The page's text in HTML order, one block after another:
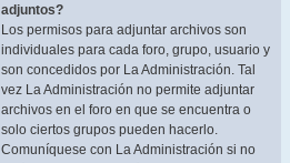
adjuntos?
Los permisos para adjuntar archivos son
individuales para cada foro, grupo, usuario y
son concedidos por La Administración. Tal
vez La Administración no permite adjuntar
archivos en el foro en que se encuentra o
solo ciertos grupos pueden hacerlo.
Comuníquese con La Administración si no